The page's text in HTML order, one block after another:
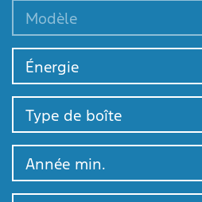
Modèle
Énergie
Type de boîte
Année min.